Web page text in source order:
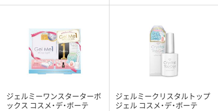
ジェルミーワンスターターボ
ックス コスメ・デ・ボーテ
ジェルミークリスタルトップ
ジェル コスメ・デ・ボーテ